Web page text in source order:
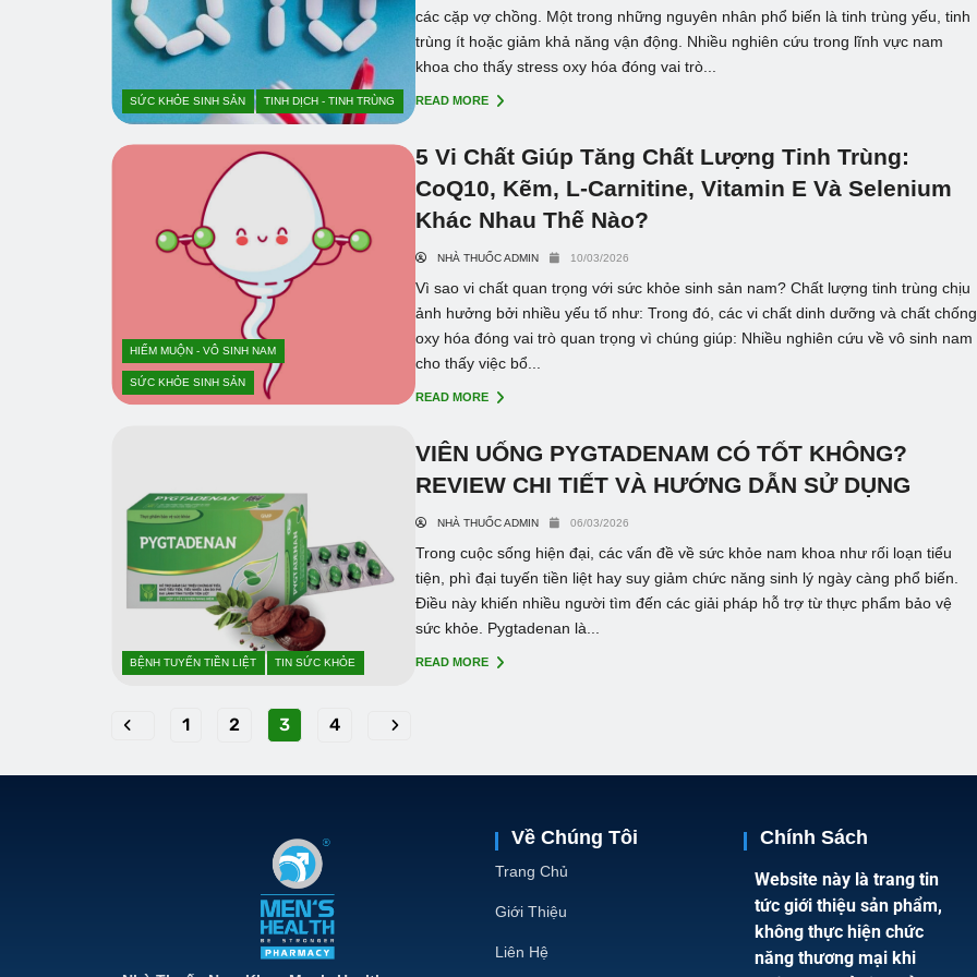
SỨC KHỎE SINH SẢN TINH DỊCH - TINH TRÙNG
các cặp vợ chồng. Một trong những nguyên nhân phổ biến là tinh trùng yếu, tinh
trùng ít hoặc giảm khả năng vận động. Nhiều nghiên cứu trong lĩnh vực nam
khoa cho thấy stress oxy hóa đóng vai trò...
READ MORE
HIẾM MUỘN - VÔ SINH NAM
SỨC KHỎE SINH SẢN
5 Vi Chất Giúp Tăng Chất Lượng Tinh Trùng:
CoQ10, Kẽm, L-Carnitine, Vitamin E Và Selenium
Khác Nhau Thế Nào?
NHÀ THUỐC ADMIN 10/03/2026
Vì sao vi chất quan trọng với sức khỏe sinh sản nam? Chất lượng tinh trùng chịu
ảnh hưởng bởi nhiều yếu tố như: Trong đó, các vi chất dinh dưỡng và chất chống
oxy hóa đóng vai trò quan trọng vì chúng giúp: Nhiều nghiên cứu về vô sinh nam
cho thấy việc bổ...
READ MORE
BỆNH TUYẾN TIỀN LIỆT TIN SỨC KHỎE
VIÊN UỐNG PYGTADENAM CÓ TỐT KHÔNG?
REVIEW CHI TIẾT VÀ HƯỚNG DẪN SỬ DỤNG
NHÀ THUỐC ADMIN 06/03/2026
Trong cuộc sống hiện đại, các vấn đề về sức khỏe nam khoa như rối loạn tiểu
tiện, phì đại tuyến tiền liệt hay suy giảm chức năng sinh lý ngày càng phổ biến.
Điều này khiến nhiều người tìm đến các giải pháp hỗ trợ từ thực phẩm bảo vệ
sức khỏe. Pygtadenan là...
READ MORE
1 2 3 4
Về Chúng Tôi
Trang Chủ
Giới Thiệu
Liên Hệ
Chính Sách
Website này là trang tin
tức giới thiệu sản phẩm,
không thực hiện chức
năng thương mại khi